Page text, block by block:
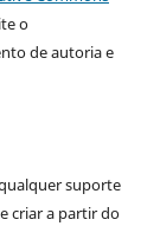
o
de autoria e
suporte
criar a partir do